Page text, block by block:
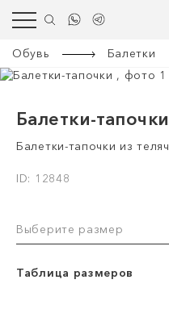
Обувь Балетки
Балетки-тапочки
Балетки-тапочки из
ID: 12848
Выберите размер
Таблица размеров